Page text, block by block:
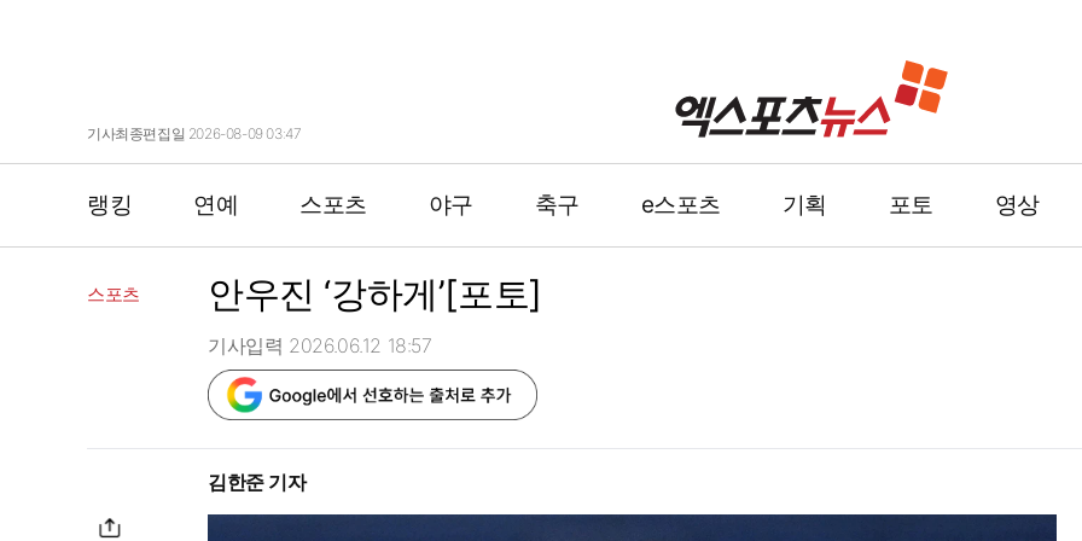
기사최종편집일 2026-08-09 03:47
랭킹 연예 스포츠 야구 축구 e스포츠 기획 포토 영상
스포츠 안우진 ‘강하게’[포토]
기사입력 2026.06.12 18:57
김한준 기자